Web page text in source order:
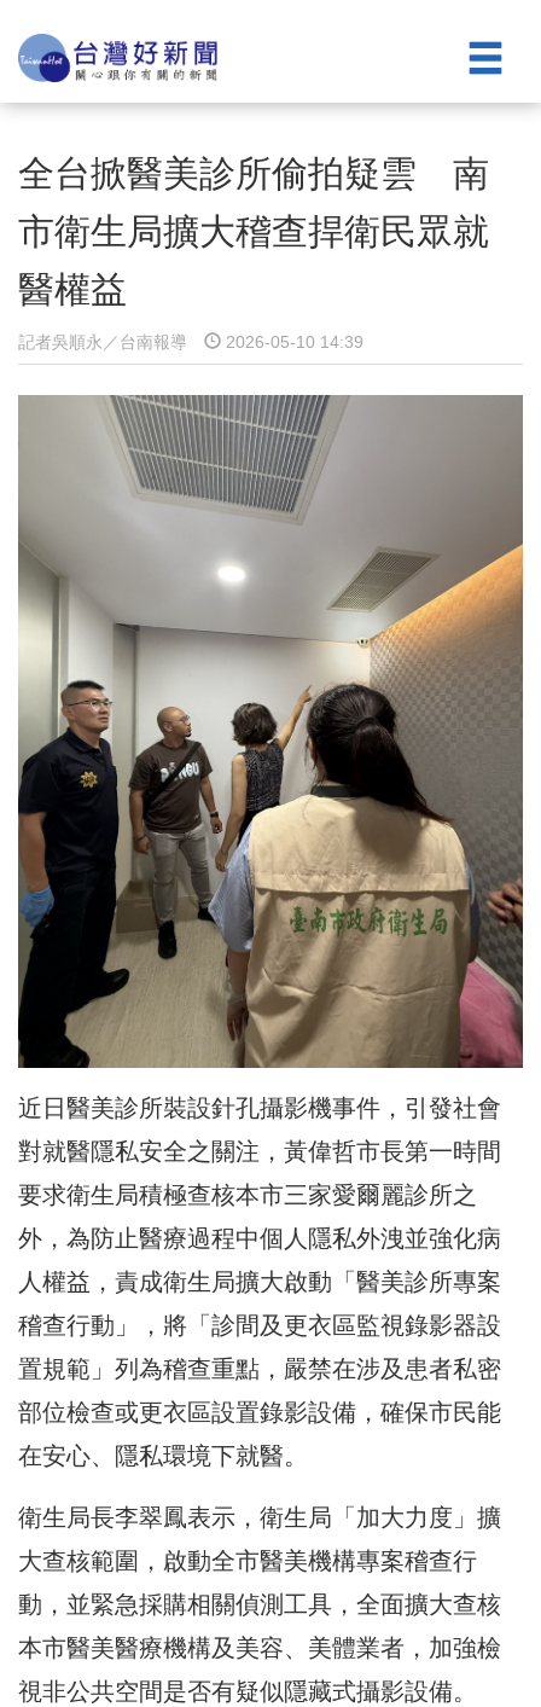
全台掀醫美診所偷拍疑雲 南
市衛生局擴大稽查捍衛民眾就
醫權益
記者吳順永／台南報導 2026-05-10 14:39
近日醫美診所裝設針孔攝影機事件，引發社會
對就醫隱私安全之關注，黃偉哲市長第一時間
要求衛生局積極查核本市三家愛爾麗診所之
外，為防止醫療過程中個人隱私外洩並強化病
人權益，責成衛生局擴大啟動「醫美診所專案
稽查行動」，將「診間及更衣區監視錄影器設
置規範」列為稽查重點，嚴禁在涉及患者私密
部位檢查或更衣區設置錄影設備，確保市民能
在安心、隱私環境下就醫。
衛生局長李翠鳳表示，衛生局「加大力度」擴
大查核範圍，啟動全市醫美機構專案稽查行
動，並緊急採購相關偵測工具，全面擴大查核
本市醫美醫療機構及美容、美體業者，加強檢
視非公共空間是否有疑似隱藏式攝影設備。